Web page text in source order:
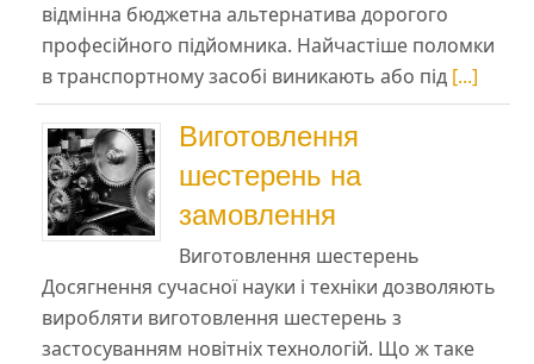
відмінна бюджетна альтернатива дорогого
професійного підйомника. Найчастіше поломки
в транспортному засобі виникають або під [...]
Виготовлення
шестерень на
замовлення
Виготовлення шестерень
Досягнення сучасної науки і техніки дозволяють
виробляти виготовлення шестерень з
застосуванням новітніх технологій. Що ж таке